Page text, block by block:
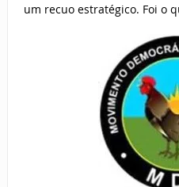
um recuo estratégico. Foi o